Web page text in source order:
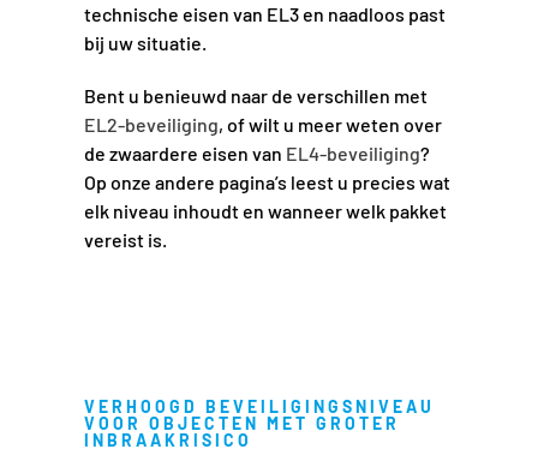
technische eisen van EL3 en naadloos past
bij uw situatie.
Bent u benieuwd naar de verschillen met
EL2-beveiliging, of wilt u meer weten over
de zwaardere eisen van EL4-beveiliging?
Op onze andere pagina’s leest u precies wat
elk niveau inhoudt en wanneer welk pakket
vereist is.
VERHOOGD BEVEILIGINGSNIVEAU
VOOR OBJECTEN MET GROTER
INBRAAKRISICO